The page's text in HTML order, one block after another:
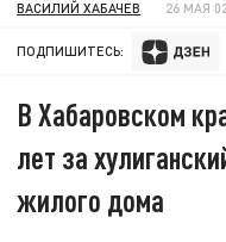
ВАСИЛИЙ ХАБАЧЕВ 26 МАЯ
ПОДПИШИТЕСЬ:
В Хабаровском
лет за
жилого дома